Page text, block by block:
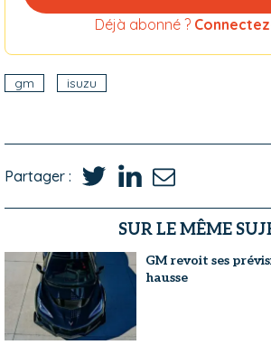
Déjà abonné ?
gm isuzu
Partager :
SUR LE MÊME
GM revoit ses
hausse